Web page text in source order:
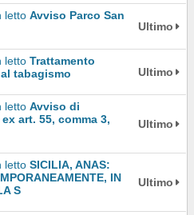
Avviso Parco San
Ultimo
Trattamento
tabagismo
Ultimo
Avviso di
art. 55, comma 3,
Ultimo
SICILIA, ANAS:
IN
S
Ultimo